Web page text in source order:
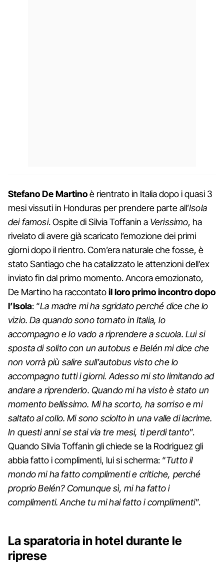
Stefano De Martinoè rientrato in Italia dopo i quasi 3
mesi vissuti in Honduras per prendere parte all’Isola
dei famosi. Ospite di Silvia Toffanin a Verissimo, ha
rivelato di avere già scaricato l’emozione dei primi
giorni dopo il rientro. Com’era naturale che fosse, è
stato Santiago che ha catalizzato le attenzioni dell’ex
inviato fin dal primo momento. Ancora emozionato,
De Martino ha raccontatoil loro primo incontro dopo
l’Isola: “La madre mi ha sgridato perché dice che lo
vizio. Da quando sono tornato in Italia, lo
accompagno e lo vado a riprendere a scuola. Lui si
sposta di solito con un autobus e Belén mi dice che
non vorrà più salire sull’autobus visto che lo
accompagno tutti i giorni. Adesso mi sto limitando ad
andare a riprenderlo. Quando mi ha visto è stato un
momento bellissimo. Mi ha scorto, ha sorriso e mi
saltato al collo. Mi sono sciolto in una valle di lacrime.
In questi anni se stai via tre mesi, ti perdi tanto”.
Quando Silvia Toffanin gli chiede se la Rodriguez gli
abbia fatto i complimenti, lui si scherma: “Tutto il
mondo mi ha fatto complimenti e critiche, perché
proprio Belén? Comunque sì, mi ha fatto i
complimenti. Anche tu mi hai fatto i complimenti”.
La sparatoria in hotel durante le
riprese